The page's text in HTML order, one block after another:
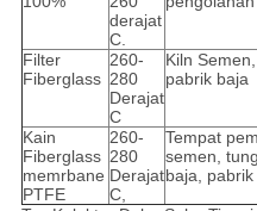
derajat
C.
Filter
Fiberglass
260-
280
Derajat
C
Kiln
pabrik baja
Kain
Fiberglass
memrbane
PTFE
260-
280
Derajat
C,
Tempat
semen,
baja,